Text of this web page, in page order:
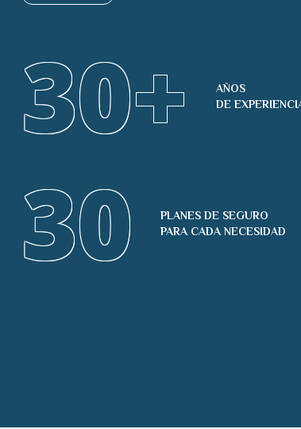
30+
AÑOS
DE
30
PLANES DE SEGURO
PARA CADA NECESIDAD